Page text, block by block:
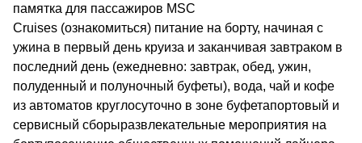
памятка для пассажиров MSC
Cruises (ознакомиться) питание на борту, начиная с
ужина в первый день круиза и заканчивая завтраком в
последний день (ежедневно: завтрак, обед, ужин,
полуденный и полуночный буфеты), вода, чай и кофе
из автоматов круглосуточно в зоне буфетапортовый и
сервисный сборыразвлекательные мероприятия на